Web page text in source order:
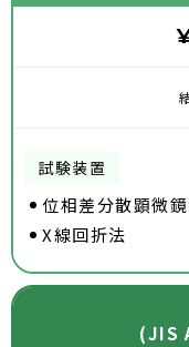
位相差分散顕微
X線回折法
(JIS